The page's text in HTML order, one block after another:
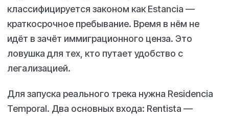
классифицируется законом как Estancia —
краткосрочное пребывание. Время в нём не
идёт в зачёт иммиграционного ценза. Это
ловушка для тех, кто путает удобство с
легализацией.
Для запуска реального трека нужна Residencia
Temporal. Два основных входа: Rentista —